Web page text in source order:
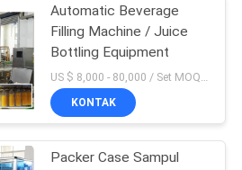
Automatic Beverage
Filling Machine / Juice
Bottling Equipment
KONTAK
Packer Case Sampul